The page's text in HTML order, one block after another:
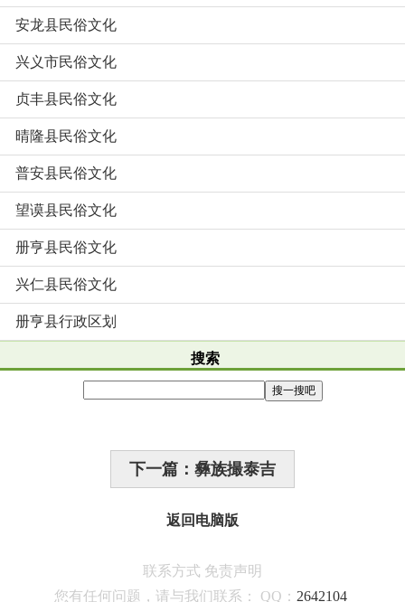
安龙县民俗文化
兴义市民俗文化
贞丰县民俗文化
晴隆县民俗文化
普安县民俗文化
望谟县民俗文化
册亨县民俗文化
兴仁县民俗文化
册亨县行政区划
搜索
下一篇：彝族撮泰吉
返回电脑版
联系方式 免责声明
您有任何问题，请与我们联系： QQ： 2642104